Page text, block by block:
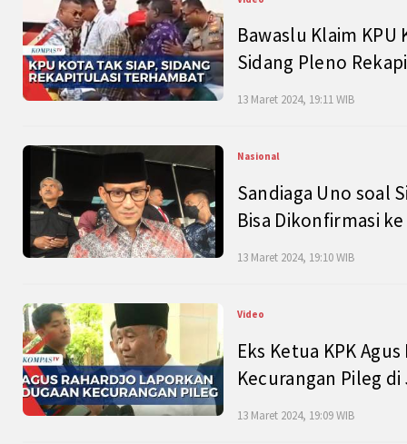
Bawaslu Klaim
Sidang Pleno
13 Maret 2024, 19:11 WIB
Nasional
Sandiaga Uno soal
Bisa Dikonfirmasi
13 Maret 2024, 19:10 WIB
Video
Eks Ketua KPK
Kecurangan Pileg
13 Maret 2024, 19:09 WIB